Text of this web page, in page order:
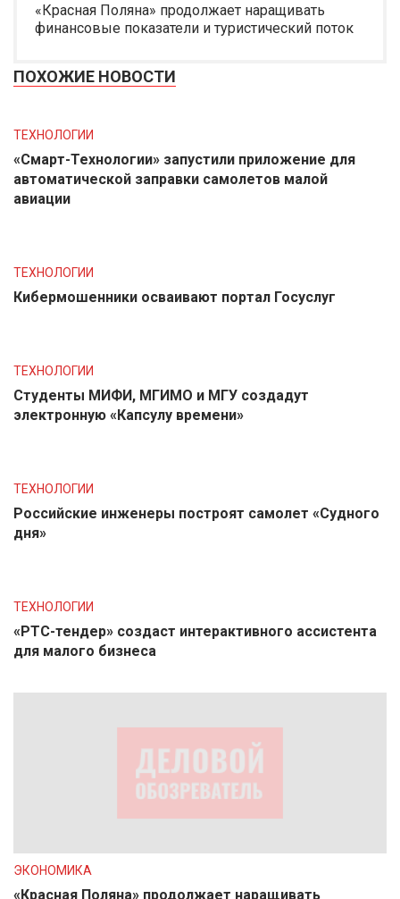
«Красная Поляна» продолжает наращивать
финансовые показатели и туристический поток
ПОХОЖИЕ НОВОСТИ
ТЕХНОЛОГИИ
«Смарт-Технологии» запустили приложение для
автоматической заправки самолетов малой
авиации
ТЕХНОЛОГИИ
Кибермошенники осваивают портал Госуслуг
ТЕХНОЛОГИИ
Студенты МИФИ, МГИМО и МГУ создадут
электронную «Капсулу времени»
ТЕХНОЛОГИИ
Российские инженеры построят самолет «Судного
дня»
ТЕХНОЛОГИИ
«РТС-тендер» создаст интерактивного ассистента
для малого бизнеса
ЭКОНОМИКА
«Красная Поляна» продолжает наращивать